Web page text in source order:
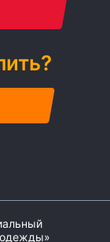
одежды»